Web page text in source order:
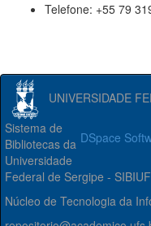
Telefone: +55 79
UNIVERSIDADE
DSpace
Sistema de
Bibliotecas da
Universidade
Federal de Sergipe -
Núcleo de Tecnologia da